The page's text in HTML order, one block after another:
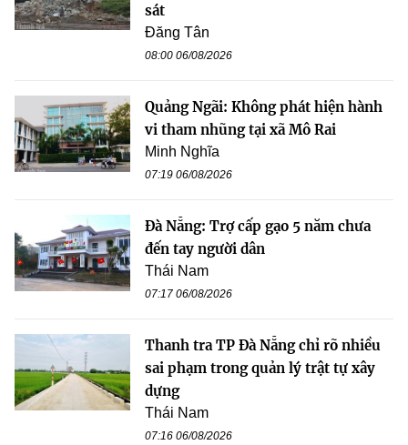
sát
Đăng Tân
08:00 06/08/2026
Quảng Ngãi: Không phát hiện hành
vi tham nhũng tại xã Mô Rai
Minh Nghĩa
07:19 06/08/2026
Đà Nẵng: Trợ cấp gạo 5 năm chưa
đến tay người dân
Thái Nam
07:17 06/08/2026
Thanh tra TP Đà Nẵng chỉ rõ nhiều
sai phạm trong quản lý trật tự xây
dựng
Thái Nam
07:16 06/08/2026